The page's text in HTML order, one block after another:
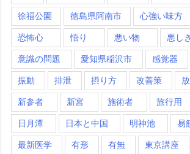
徐福公園 徳島県阿南市 心強い味方
恐怖心 悟り 悪い物 悪し
意識の問題 愛知県稲沢市 感覚器
振動 排泄 摂り方 改善策
新参者 新宮 施術者 旅行用
日月潭 日本と中国 明神池 易
最新医学 有形 有無 東京講座